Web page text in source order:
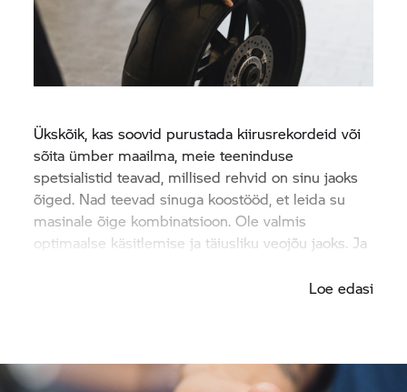
Ükskõik, kas soovid purustada kiirusrekordeid või
sõita ümber maailma, meie teeninduse
spetsialistid teavad, millised rehvid on sinu jaoks
õiged. Nad teevad sinuga koostööd, et leida su
masinale õige kombinatsioon. Ole valmis
optimaalse käsitlemise ja täiusliku veojõu jaoks. Ja
Loe edasi